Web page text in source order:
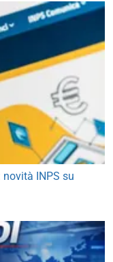
INPS su